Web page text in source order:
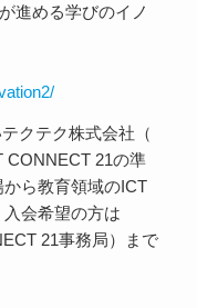
進める学びのイノ
クテク株式会社（
CONNECT 21の準
ら教育領域のICT
会希望の方は
21事務局）まで